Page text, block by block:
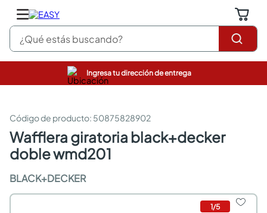
¿Qué estás buscando?
Ingresa tu dirección de entrega
: 50875828902
wafflera giratoria black+decker
doble wmd201
BLACK+DECKER
1/5
pinturas
sanitarios
comedor
escritorio
armarios closet
comedores